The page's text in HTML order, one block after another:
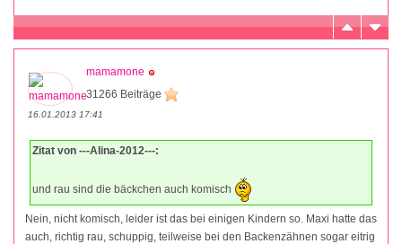
mamamone
31266 Beiträge
16.01.2013 17:41
Zitat von ---Alina-2012---:
und rau sind die bäckchen auch komisch
Nein, nicht komisch, leider ist das bei einigen Kindern so. Maxi hatte das
auch, richtig rau, schuppig, teilweise bei den Backenzähnen sogar eitrig